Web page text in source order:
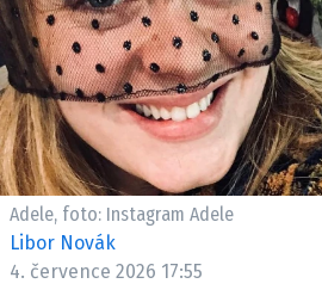
SPOLEČNOST
SPORT
SLEDUJTE NÁS NA|
Máte příběh, fotku
Pošlete e-mail na
Adele, foto: Instagram Adele
Libor Novák
4. července 2026 17:55